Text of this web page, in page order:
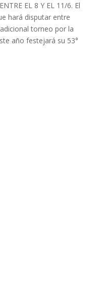
EL 8 Y EL 11/6. El
hará disputar entre
torneo por la
año festejará su 53°